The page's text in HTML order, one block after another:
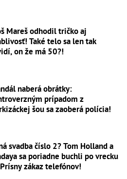
Mareš odhodil tričko aj
Také telo sa len tak
on že má 50?!
naberá obrátky:
prípadom z
šou sa zaoberá polícia!
svadba číslo 2? Tom Holland a
sa poriadne buchli po vrecku
zákaz telefónov!